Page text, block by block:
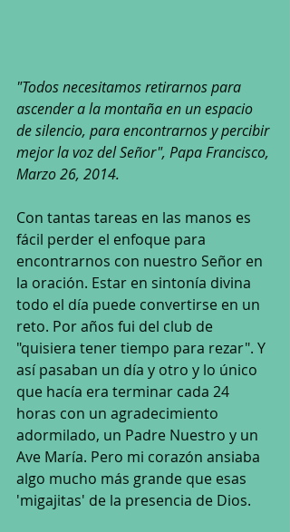
"Todos necesitamos retirarnos para
ascender a la montaña en un espacio
de silencio, para encontrarnos y percibir
mejor la voz del Señor", Papa Francisco,
Marzo 26, 2014.
Con tantas tareas en las manos es
fácil perder el enfoque para
encontrarnos con nuestro Señor en
la oración. Estar en sintonía divina
todo el día puede convertirse en un
reto. Por años fui del club de
"quisiera tener tiempo para rezar". Y
así pasaban un día y otro y lo único
que hacía era terminar cada 24
horas con un agradecimiento
adormilado, un Padre Nuestro y un
Ave María. Pero mi corazón ansiaba
algo mucho más grande que esas
'migajitas' de la presencia de Dios.